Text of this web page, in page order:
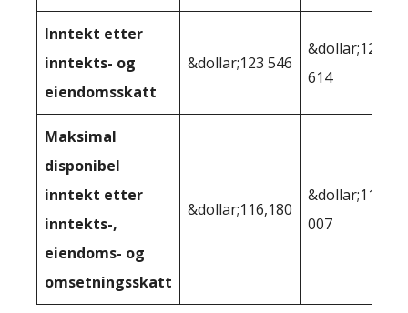
Inntekt etter
inntekts- og
eiendomsskatt
&dollar;123 546
&dollar;122
614
Maksimal
disponibel
inntekt etter
inntekts-,
eiendoms- og
omsetningsskatt
&dollar;116,180
&dollar;112
007